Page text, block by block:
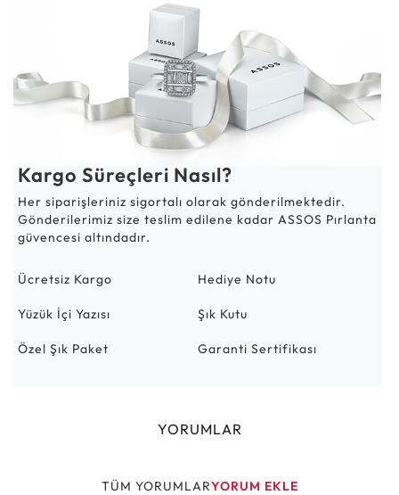
Kargo Süreçleri Nasıl?
Her siparişleriniz sigortalı olarak gönderilmektedir.
Gönderilerimiz size teslim edilene kadar ASSOS Pırlanta
güvencesi altındadır.
Ücretsiz Kargo Hediye Notu
Yüzük İçi Yazısı Şık Kutu
Özel Şık Paket Garanti Sertifikası
YORUMLAR
TÜM YORUMLARYORUM EKLE